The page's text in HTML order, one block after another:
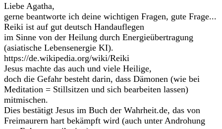
Liebe Agatha,
gerne beantworte ich deine wichtigen Fragen, gute Frage...
Reiki ist auf gut deutsch Handauflegen
im Sinne von der Heilung durch Energieübertragung
(asiatische Lebensenergie KI).
https://de.wikipedia.org/wiki/Reiki
Jesus machte das auch und viele Heilige,
doch die Gefahr besteht darin, dass Dämonen (wie bei
Meditation = Stillsitzen und sich bearbeiten lassen)
mitmischen.
Dies bestätigt Jesus im Buch der Wahrheit.de, das von
Freimaurern hart bekämpft wird (auch unter Androhung